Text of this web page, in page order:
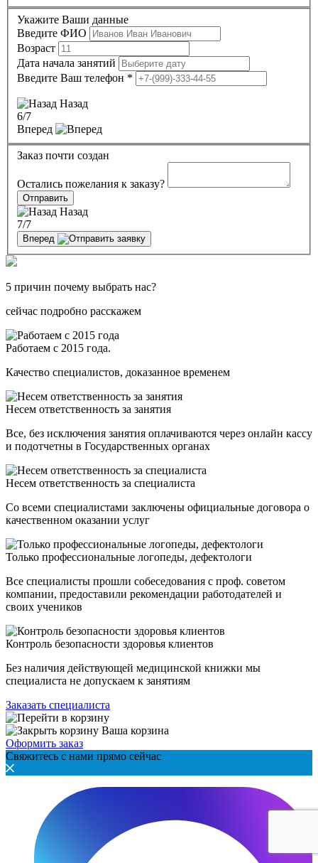
Укажите Ваши данные
Введите ФИО
Возраст
Дата начала занятий
Введите Ваш телефон *
Назад
6/7
Вперед
Заказ почти создан
Остались пожелания к заказу?
Отправить
Назад
7/7
Вперед
5 причин почему выбрать нас?
сейчас подробно расскажем
Работаем с 2015 года.
Качество специалистов, доказанное временем
Несем ответственность за занятия
Все, без исключения занятия оплачиваются через онлайн кассу
и подотчетны в Государственных органах
Несем ответственность за специалиста
Со всеми специалистами заключены официальные договора о
качественном оказании услуг
Только профессиональные логопеды, дефектологи
Все специалисты прошли собеседования с проф. советом
компании, предоставили рекомендации работодателей и
своих учеников
Контроль безопасности здоровья клиентов
Без наличия действующей медицинской книжки мы
специалиста не допускаем к занятиям
Заказать специалиста
Ваша корзина
Оформить заказ
Свяжитесь с нами прямо сейчас